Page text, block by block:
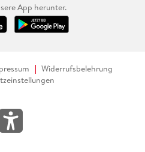
App herunter.
Widerrufsbelehrung